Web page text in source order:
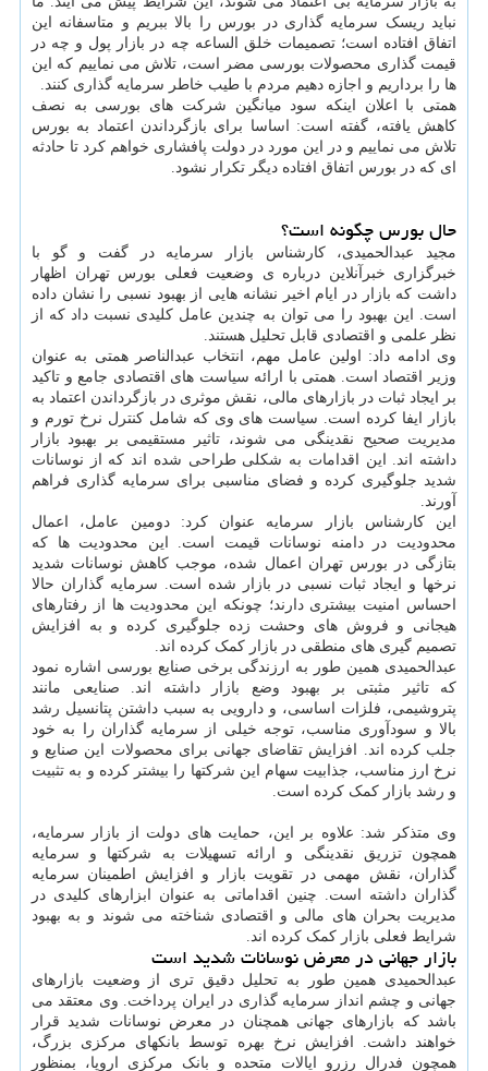
نباید ریسک سرمایه گذاری در بورس را بالا ببریم و متاسفانه این
اتفاق افتاده است؛ تصمیمات خلق الساعه چه در بازار پول و چه در
قیمت گذاری محصولات بورسی مضر است، تلاش می نماییم که این
ها را برداریم و اجازه دهیم مردم با طیب خاطر سرمایه گذاری کنند.
همتی با اعلان اینکه سود میانگین شرکت های بورسی به نصف
کاهش یافته، گفته است: اساسا برای بازگرداندن اعتماد به بورس
تلاش می نماییم و در این مورد در دولت پافشاری خواهم کرد تا حادثه
ای که در بورس اتفاق افتاده دیگر تکرار نشود.
حال بورس چگونه است؟
مجید عبدالحمیدی، کارشناس بازار سرمایه در گفت و گو با
خبرگزاری خبرآنلاین درباره ی وضعیت فعلی بورس تهران اظهار
داشت که بازار در ایام اخیر نشانه هایی از بهبود نسبی را نشان داده
است. این بهبود را می توان به چندین عامل کلیدی نسبت داد که از
نظر علمی و اقتصادی قابل تحلیل هستند.
وی ادامه داد: اولین عامل مهم، انتخاب عبدالناصر همتی به عنوان
وزیر اقتصاد است. همتی با ارائه سیاست های اقتصادی جامع و تاکید
بر ایجاد ثبات در بازارهای مالی، نقش موثری در بازگرداندن اعتماد به
بازار ایفا کرده است. سیاست های وی که شامل کنترل نرخ تورم و
مدیریت صحیح نقدینگی می شوند، تاثیر مستقیمی بر بهبود بازار
داشته اند. این اقدامات به شکلی طراحی شده اند که از نوسانات
شدید جلوگیری کرده و فضای مناسبی برای سرمایه گذاری فراهم
آورند.
این کارشناس بازار سرمایه عنوان کرد: دومین عامل، اعمال
محدودیت در دامنه نوسانات قیمت است. این محدودیت ها که
بتازگی در بورس تهران اعمال شده، موجب کاهش نوسانات شدید
نرخها و ایجاد ثبات نسبی در بازار شده است. سرمایه گذاران حالا
احساس امنیت بیشتری دارند؛ چونکه این محدودیت ها از رفتارهای
هیجانی و فروش های وحشت زده جلوگیری کرده و به افزایش
تصمیم گیری های منطقی در بازار کمک کرده اند.
عبدالحمیدی همین طور به ارزندگی برخی صنایع بورسی اشاره نمود
که تاثیر مثبتی بر بهبود وضع بازار داشته اند. صنایعی مانند
پتروشیمی، فلزات اساسی، و دارویی به سبب داشتن پتانسیل رشد
بالا و سودآوری مناسب، توجه خیلی از سرمایه گذاران را به خود
جلب کرده اند. افزایش تقاضای جهانی برای محصولات این صنایع و
نرخ ارز مناسب، جذابیت سهام این شرکتها را بیشتر کرده و به تثبیت
و رشد بازار کمک کرده است.
وی متذکر شد: علاوه بر این، حمایت های دولت از بازار سرمایه،
همچون تزریق نقدینگی و ارائه تسهیلات به شرکتها و سرمایه
گذاران، نقش مهمی در تقویت بازار و افزایش اطمینان سرمایه
گذاران داشته است. چنین اقداماتی به عنوان ابزارهای کلیدی در
مدیریت بحران های مالی و اقتصادی شناخته می شوند و به بهبود
شرایط فعلی بازار کمک کرده اند.
بازار جهانی در معرض نوسانات شدید است
عبدالحمیدی همین طور به تحلیل دقیق تری از وضعیت بازارهای
جهانی و چشم انداز سرمایه گذاری در ایران پرداخت. وی معتقد می
باشد که بازارهای جهانی همچنان در معرض نوسانات شدید قرار
خواهند داشت. افزایش نرخ بهره توسط بانکهای مرکزی بزرگ،
همچون فدرال رزرو ایالات متحده و بانک مرکزی اروپا، بمنظور